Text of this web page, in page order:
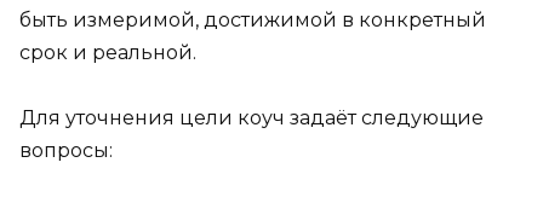
быть измеримой, достижимой в конкретный
срок и реальной.
Для уточнения цели коуч задаёт следующие
вопросы: